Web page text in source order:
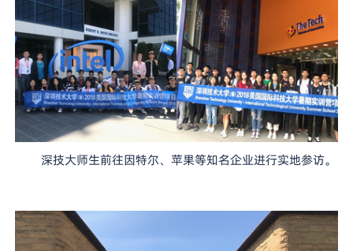
深技大师生前往因特尔、苹果等知名企业进行实地参访。